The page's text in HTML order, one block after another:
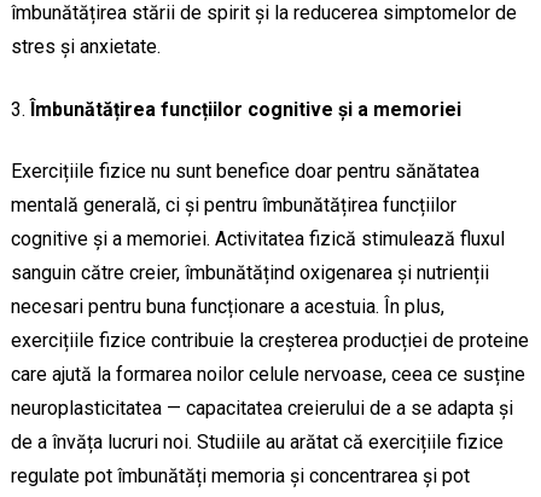
îmbunătățirea stării de spirit și la reducerea simptomelor de
stres și anxietate.
Îmbunătățirea funcțiilor cognitive și a memoriei
Exercițiile fizice nu sunt benefice doar pentru sănătatea
mentală generală, ci și pentru îmbunătățirea funcțiilor
cognitive și a memoriei. Activitatea fizică stimulează fluxul
sanguin către creier, îmbunătățind oxigenarea și nutrienții
necesari pentru buna funcționare a acestuia. În plus,
exercițiile fizice contribuie la creșterea producției de proteine
care ajută la formarea noilor celule nervoase, ceea ce susține
neuroplasticitatea — capacitatea creierului de a se adapta și
de a învăța lucruri noi. Studiile au arătat că exercițiile fizice
regulate pot îmbunătăți memoria și concentrarea și pot